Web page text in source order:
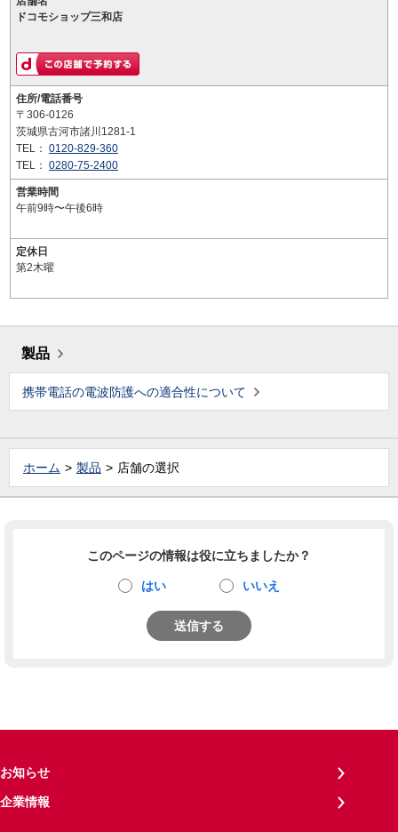
ドコモショップ三和店
住所/電話番号
〒306-0126
茨城県古河市諸川1281-1
TEL： 0120-829-360
TEL： 0280-75-2400
営業時間
午前9時〜午後6時
定休日
第2木曜
製品
携帯電話の電波防護への適合性について
ホーム 製品 店舗の選択
このページの情報は役に立ちましたか？
はい いいえ
送信する
お知らせ
企業情報